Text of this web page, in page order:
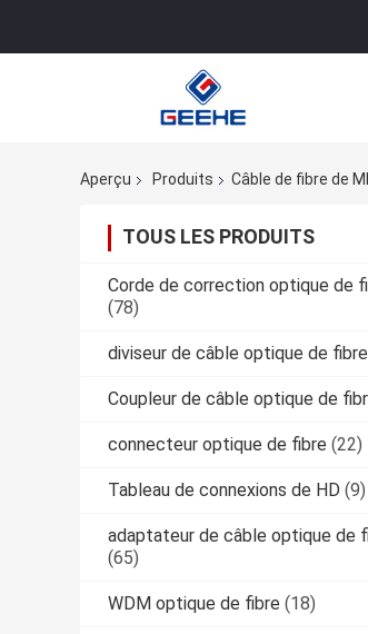
Aperçu Produits Câble de fibre de
TOUS LES PRODUITS
Corde de correction optique de
(78)
diviseur de câble optique de fibre
Coupleur de câble optique de
connecteur optique de fibre (22)
Tableau de connexions de HD (9)
adaptateur de câble optique de
(65)
WDM optique de fibre (18)